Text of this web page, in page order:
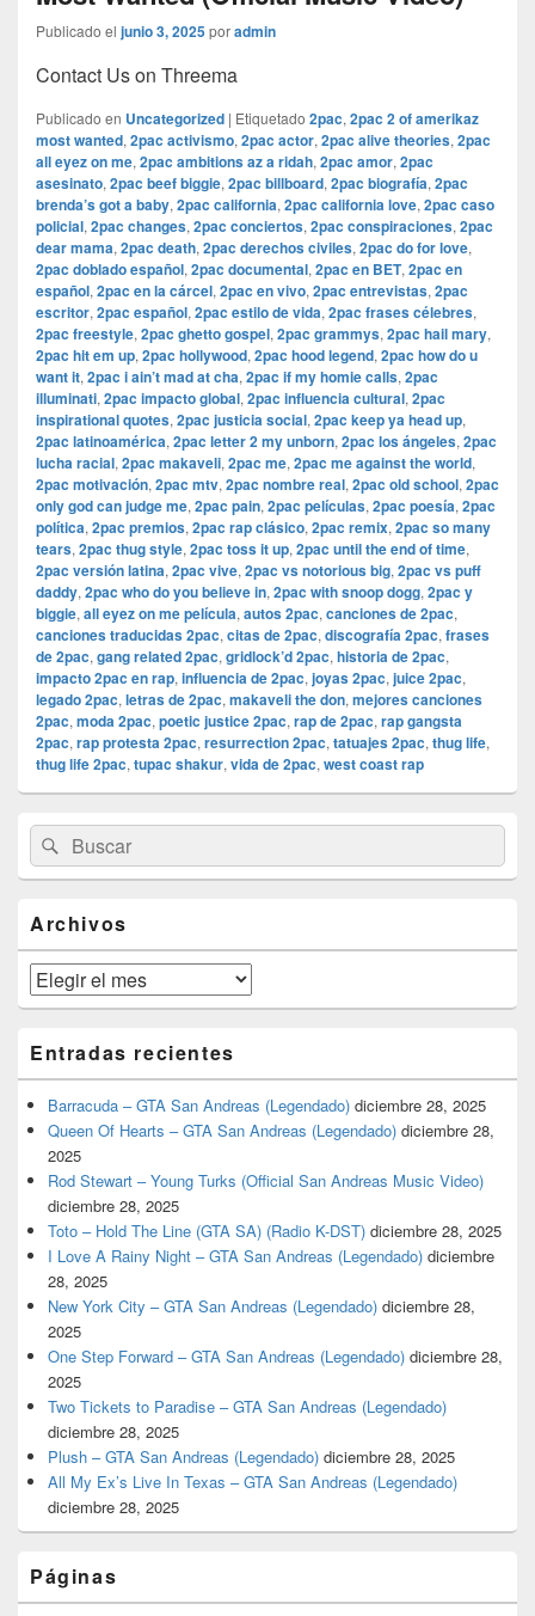
Publicado el junio 3, 2025poradmin
Contact Us on Threema
Publicado en Uncategorized | Etiquetado 2pac, 2pac 2 of amerikaz
most wanted, 2pac activismo, 2pac actor, 2pac alive theories, 2pac
all eyez on me, 2pac ambitions az a ridah, 2pac amor, 2pac
asesinato, 2pac beef biggie, 2pac billboard, 2pac biografía, 2pac
brenda’s got a baby, 2pac california, 2pac california love, 2pac caso
policial, 2pac changes, 2pac conciertos, 2pac conspiraciones, 2pac
dear mama, 2pac death, 2pac derechos civiles, 2pac do for love,
2pac doblado español, 2pac documental, 2pac en BET, 2pac en
español, 2pac en la cárcel, 2pac en vivo, 2pac entrevistas, 2pac
escritor, 2pac español, 2pac estilo de vida, 2pac frases célebres,
2pac freestyle, 2pac ghetto gospel, 2pac grammys, 2pac hail mary,
2pac hit em up, 2pac hollywood, 2pac hood legend, 2pac how do u
want it, 2pac i ain’t mad at cha, 2pac if my homie calls, 2pac
illuminati, 2pac impacto global, 2pac influencia cultural, 2pac
inspirational quotes, 2pac justicia social, 2pac keep ya head up,
2pac latinoamérica, 2pac letter 2 my unborn, 2pac los ángeles, 2pac
lucha racial, 2pac makaveli, 2pac me, 2pac me against the world,
2pac motivación, 2pac mtv, 2pac nombre real, 2pac old school, 2pac
only god can judge me, 2pac pain, 2pac películas, 2pac poesía, 2pac
política, 2pac premios, 2pac rap clásico, 2pac remix, 2pac so many
tears, 2pac thug style, 2pac toss it up, 2pac until the end of time,
2pac versión latina, 2pac vive, 2pac vs notorious big, 2pac vs puff
daddy, 2pac who do you believe in, 2pac with snoop dogg, 2pac y
biggie, all eyez on me película, autos 2pac, canciones de 2pac,
canciones traducidas 2pac, citas de 2pac, discografía 2pac, frases
de 2pac, gang related 2pac, gridlock’d 2pac, historia de 2pac,
impacto 2pac en rap, influencia de 2pac, joyas 2pac, juice 2pac,
legado 2pac, letras de 2pac, makaveli the don, mejores canciones
2pac, moda 2pac, poetic justice 2pac, rap de 2pac, rap gangsta
2pac, rap protesta 2pac, resurrection 2pac, tatuajes 2pac, thug life,
thug life 2pac, tupac shakur, vida de 2pac, west coast rap
área
de
widget
lateral
primaria
Buscar
por:
Buscar
Archivos
Archivos
Entradas recientes
Barracuda – GTA San Andreas (Legendado) diciembre 28, 2025
Queen Of Hearts – GTA San Andreas (Legendado) diciembre 28,
2025
Rod Stewart – Young Turks (Official San Andreas Music Video)
diciembre 28, 2025
Toto – Hold The Line (GTA SA) (Radio K-DST) diciembre 28, 2025
I Love A Rainy Night – GTA San Andreas (Legendado) diciembre
28, 2025
New York City – GTA San Andreas (Legendado) diciembre 28,
2025
One Step Forward – GTA San Andreas (Legendado) diciembre 28,
2025
Two Tickets to Paradise – GTA San Andreas (Legendado)
diciembre 28, 2025
Plush – GTA San Andreas (Legendado) diciembre 28, 2025
All My Ex’s Live In Texas – GTA San Andreas (Legendado)
diciembre 28, 2025
Páginas